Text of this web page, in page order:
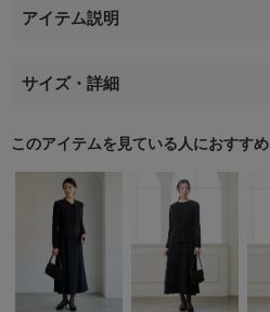
アイテム説明
サイズ・詳細
このアイテムを見ている人におすすめ